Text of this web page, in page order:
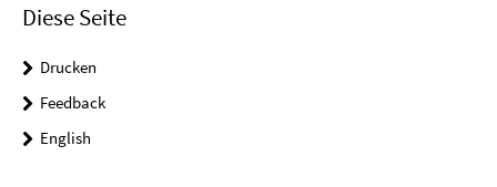
Diese Seite
Drucken
Feedback
English